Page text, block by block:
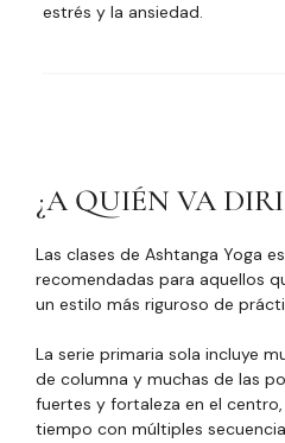
estrés y la ansiedad.
¿A QUIÉN VA
Las clases de Ashtanga Yoga
recomendadas para aquellos
un estilo más riguroso de
La serie primaria sola incluye
de columna y muchas de las
fuertes y fortaleza en el
tiempo con múltiples